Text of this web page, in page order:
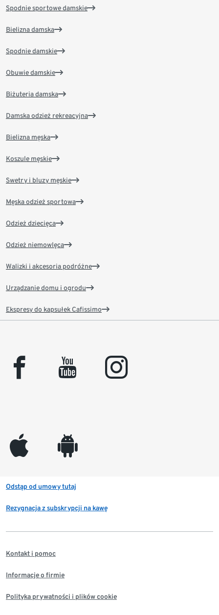
Spodnie sportowe damskie
Bielizna damska
Spodnie damskie
Obuwie damskie
Biżuteria damska
Damska odzież rekreacyjna
Bielizna męska
Koszule męskie
Swetry i bluzy męskie
Męska odzież sportowa
Odzież dziecięca
Odzież niemowlęca
Walizki i akcesoria podróżne
Urządzanie domu i ogrodu
Ekspresy do kapsułek Cafissimo
facebook youtube instagram
appleinc android
Odstąp od umowy tutaj
Rezygnacja z subskrypcji na kawę
Kontakt i pomoc
Informacje o firmie
Polityka prywatności i plików cookie